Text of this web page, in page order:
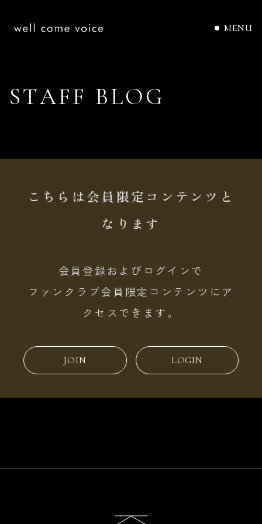
MENU
STAFF BLOG
こちらは会員限定コンテンツと
なります
会員登録およびログインで
ファンクラブ会員限定コンテンツにア
クセスできます。
JOIN LOGIN